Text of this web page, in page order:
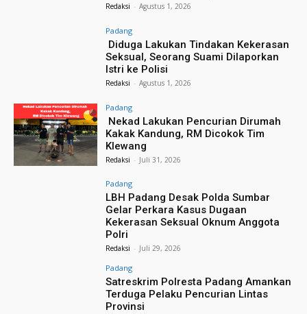
Redaksi - Agustus 1, 2026
Padang
Diduga Lakukan Tindakan Kekerasan
Seksual, Seorang Suami Dilaporkan
Istri ke Polisi
Redaksi - Agustus 1, 2026
Padang
Nekad Lakukan Pencurian Dirumah
Kakak Kandung, RM Dicokok Tim
Klewang
Redaksi - Juli 31, 2026
Padang
LBH Padang Desak Polda Sumbar
Gelar Perkara Kasus Dugaan
Kekerasan Seksual Oknum Anggota
Polri
Redaksi - Juli 29, 2026
Padang
Satreskrim Polresta Padang Amankan
Terduga Pelaku Pencurian Lintas
Provinsi